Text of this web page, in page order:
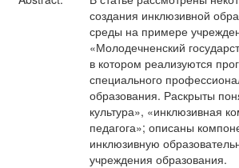
создания инклюзивной
среды на примере
«Молодечненский
в котором реализуются
специального
образования. Раскрыты
культура», «инклюзивная
педагога»; описаны
инклюзивную
учреждения образования.